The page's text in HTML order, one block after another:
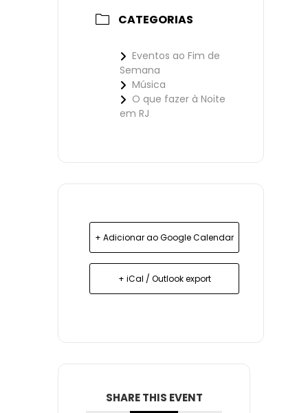
CATEGORIAS
Eventos ao Fim de
Semana
Música
O que fazer à Noite
em RJ
+ Adicionar ao Google Calendar
+ iCal / Outlook export
SHARE THIS EVENT